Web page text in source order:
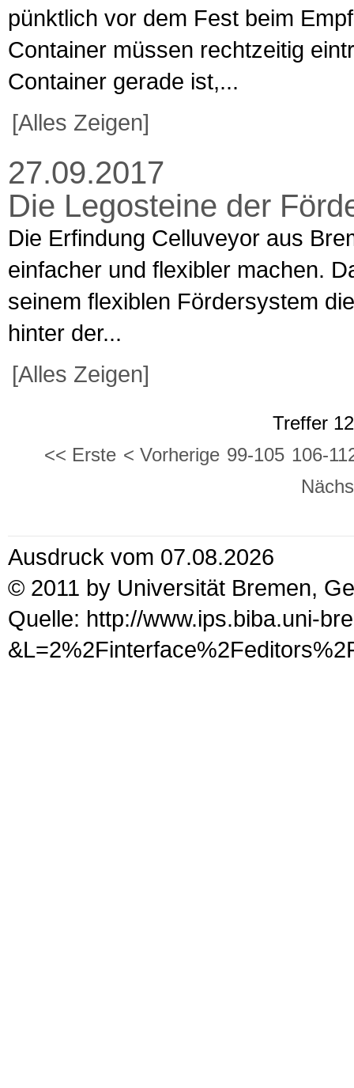
pünktlich vor dem Fest beim
Container müssen rechtzeitig
Container gerade ist,...
[Alles Zeigen]
27.09.2017
Die Legosteine der
Die Erfindung Celluveyor aus
einfacher und flexibler machen.
seinem flexiblen Fördersystem
hinter der...
[Alles Zeigen]
Treffer
<< Erste < Vorherige 99-105 106-
Ausdruck vom 07.08.2026
© 2011 by Universität Bremen,
Quelle: http://www.ips.biba.uni-